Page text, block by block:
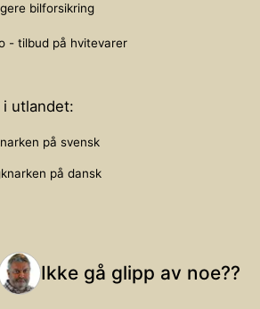
bilforsikring
- tilbud på hvitevarer
utlandet:
på svensk
på dansk
Ikke gå glipp av noe??